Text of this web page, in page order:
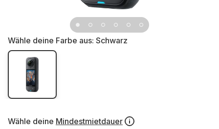
Wähle deine Farbe aus: Schwarz
Wähle deine Mindestmietdauer